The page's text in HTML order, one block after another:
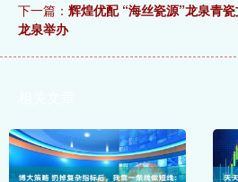
下一篇： 辉煌优配 “海丝瓷源”龙泉青
龙泉举办